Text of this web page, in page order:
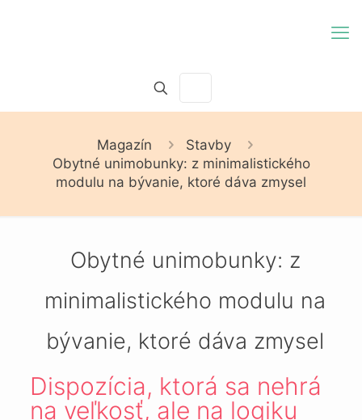
Magazín
Stavby
Obytné unimobunky: z minimalistického
modulu na bývanie, ktoré dáva zmysel
Obytné unimobunky: z
minimalistického modulu na
bývanie, ktoré dáva zmysel
Dispozícia, ktorá sa nehrá
na veľkosť, ale na logiku